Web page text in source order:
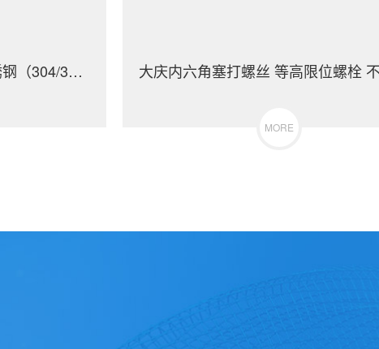
大庆内六角圆头带垫螺栓 不锈钢（304/316）碳钢 合金钢
MORE